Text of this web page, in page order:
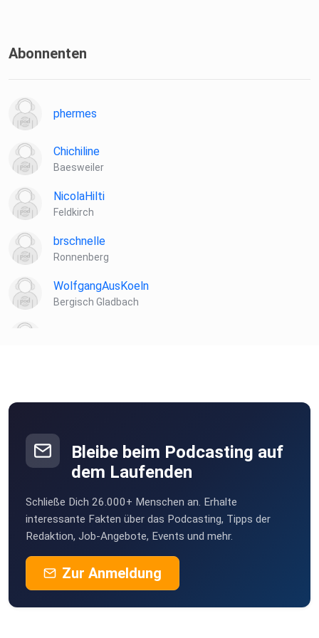
Abonnenten
phermes
Chichiline
Baesweiler
NicolaHilti
Feldkirch
brschnelle
Ronnenberg
WolfgangAusKoeln
Bergisch Gladbach
Darmstadt
Bleibe beim Podcasting auf
dem Laufenden
Schließe Dich 26.000+ Menschen an. Erhalte
interessante Fakten über das Podcasting, Tipps der
Redaktion, Job-Angebote, Events und mehr.
Zur Anmeldung